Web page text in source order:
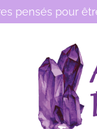
pensés pour